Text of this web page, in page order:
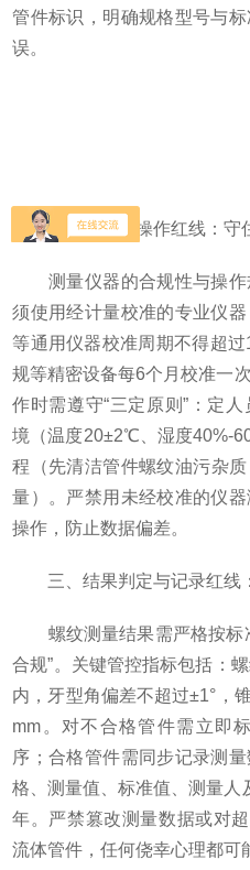
管件标识，明确规格型号与
误。
二、仪器与操作红线：守
测量仪器的合规性与操作
须使用经计量校准的专业仪
等通用仪器校准周期不得超
规等精密设备每6个月校准一
作时需遵守“三定原则”：定
境（温度20±2℃、湿度40%-
程（先清洁管件螺纹油污杂质
量）。严禁用未经校准的仪
操作，防止数据偏差。
三、结果判定与记录红线：
螺纹测量结果需严格按标
合规”。关键管控指标包括：
内，牙型角偏差不超过±1°，
mm。对不合格管件需立即
序；合格管件需同步记录测
格、测量值、标准值、测量
年。严禁篡改测量数据或对
流体管件，任何侥幸心理都可